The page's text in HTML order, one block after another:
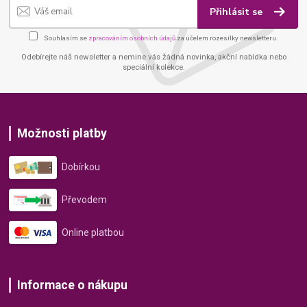
Přihlásit se
Souhlasím se zpracováním osobních údajů za účelem rozesílky newsletteru.
Odebírejte náš newsletter a nemine vás žádná novinka, akční nabídka nebo
speciální kolekce.
Možnosti platby
Dobírkou
Převodem
Online platbou
Informace o nákupu